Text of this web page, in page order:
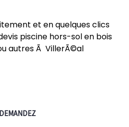
et en quelques clics
piscine hors-sol en bois
autres Ã VillerÃ©al
DEMANDEZ